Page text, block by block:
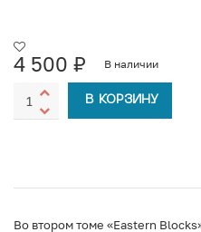
4 500 ₽ В наличии
В КОРЗИНУ
Во втором томе «Eastern